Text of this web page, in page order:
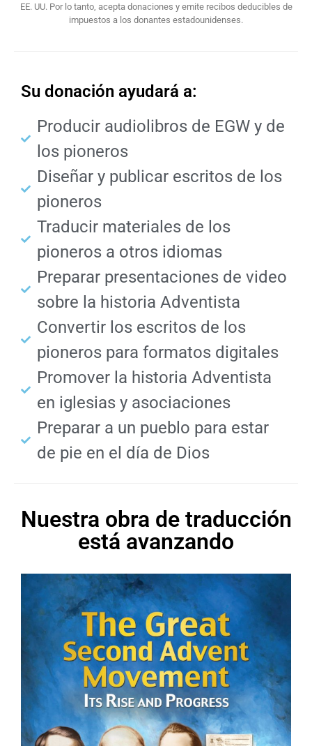
EE. UU. Por lo tanto, acepta donaciones y emite recibos deducibles de
impuestos a los donantes estadounidenses.
Su donación ayudará a:​
Producir audiolibros de EGW y de
los pioneros
Diseñar y publicar escritos de los
pioneros
Traducir materiales de los
pioneros a otros idiomas
Preparar presentaciones de video
sobre la historia Adventista
Convertir los escritos de los
pioneros para formatos digitales
Promover la historia Adventista
en iglesias y asociaciones
Preparar a un pueblo para estar
de pie en el día de Dios
Nuestra obra de traducción
está avanzando